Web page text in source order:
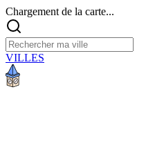
Chargement de la carte...
VILLES